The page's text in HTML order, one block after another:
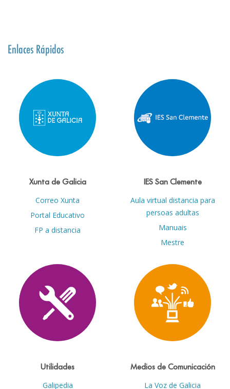
Enlaces Rápidos
Xunta de Galicia
Correo Xunta
Portal Educativo
FP a distancia
IES San Clemente
Aula virtual distancia para
persoas adultas
Manuais
Mestre
Utilidades
Galipedia
Medios de Comunicación
La Voz de Galicia